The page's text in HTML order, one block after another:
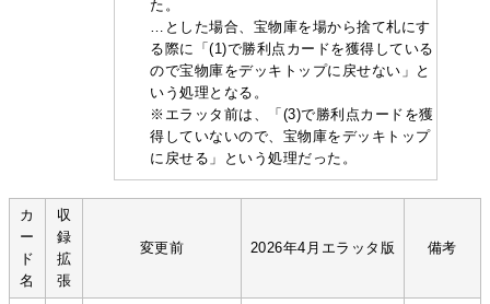
た。
…とした場合、宝物庫を場から捨て札にす
る際に「(1)で勝利点カードを獲得している
ので宝物庫をデッキトップに戻せない」と
いう処理となる。
※エラッタ前は、「(3)で勝利点カードを獲
得していないので、宝物庫をデッキトップ
に戻せる」という処理だった。
カ
ー
ド
名
収
録
拡
張
変更前 2026年4月エラッタ版 備考